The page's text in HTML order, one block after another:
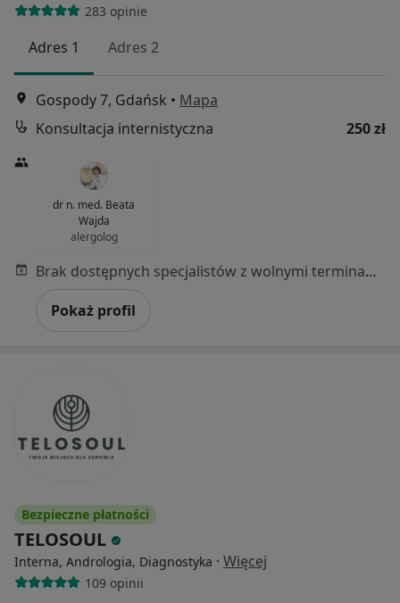
283 opinie
Adres 1 Adres 2
Gospody 7, Gdańsk • Mapa
Konsultacja internistyczna
250 zł
dr n. med. Beata
Wajda
alergolog
Brak dostępnych specjalistów z wolnymi terminami w tym centrum medycznym.
Pokaż profil
Bezpieczne płatności
TELOSOUL
Interna, Andrologia, Diagnostyka · Więcej
109 opinii